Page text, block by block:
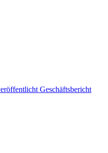
Geschäftsbericht